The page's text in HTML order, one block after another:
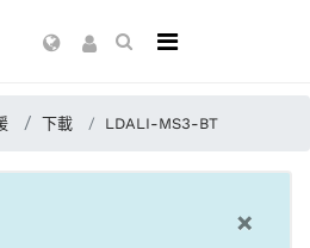
下載 LDALI-MS3-BT
×